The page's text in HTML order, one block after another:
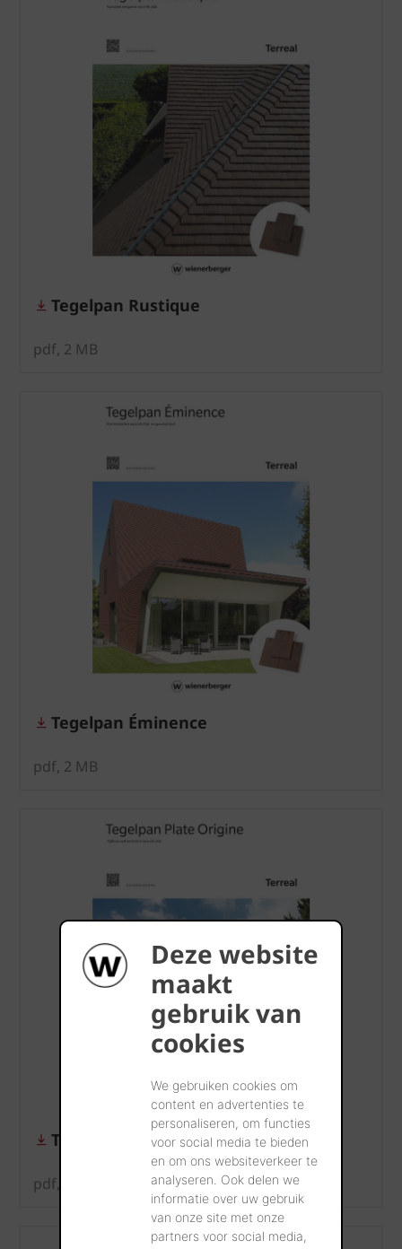
Deze website
maakt
gebruik van
cookies
We gebruiken cookies om
content en advertenties te
personaliseren, om functies
voor social media te bieden
en om ons websiteverkeer te
analyseren. Ook delen we
informatie over uw gebruik
van onze site met onze
partners voor social media,
Tegelpan Rustique
pdf, 2 MB
Tegelpan Éminence
pdf, 2 MB
Tegelpan Plate Origine
pdf, 1 MB